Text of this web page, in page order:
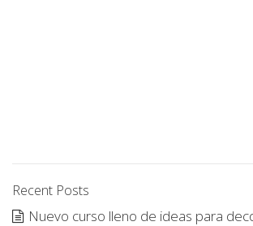
Recent Posts
Nuevo curso lleno de ideas para